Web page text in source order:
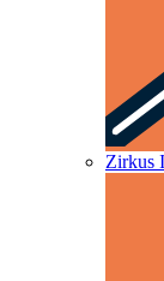
Zirkus